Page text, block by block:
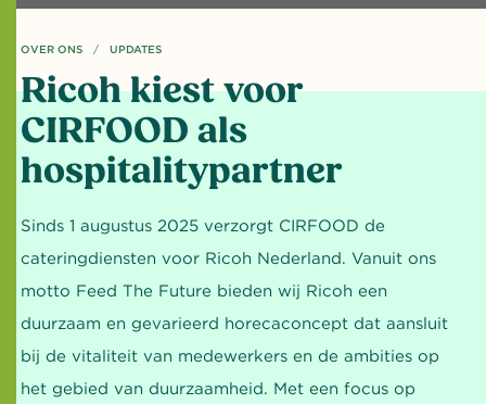
OVER ONS UPDATES
HUIDIGE PAGINA: RICOH KIEST VOOR CIRFOOD ALS HOSPITALITYPARTNER
Ricoh kiest voor
CIRFOOD als
hospitalitypartner
Sinds 1 augustus 2025 verzorgt CIRFOOD de
cateringdiensten voor Ricoh Nederland. Vanuit ons
motto Feed The Future bieden wij Ricoh een
duurzaam en gevarieerd horecaconcept dat aansluit
bij de vitaliteit van medewerkers en de ambities op
het gebied van duurzaamheid. Met een focus op